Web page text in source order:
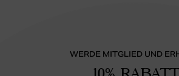
WERDE MITGLIED UND